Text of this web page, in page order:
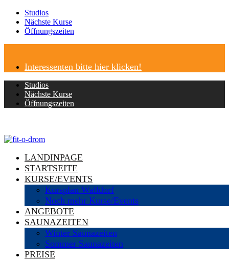
Studios
Nächste Kurse
Öffnungszeiten
Interessenten bitte hier klicken!
Studios
Nächste Kurse
Öffnungszeiten
LANDINPAGE
STARTSEITE
KURSE/EVENTS
Kursplan Walldorf
Noch mehr Kurse/Events
ANGEBOTE
SAUNAZEITEN
Winter Saunazeiten
Sommer Saunazeiten
PREISE